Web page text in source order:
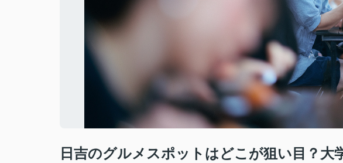
日吉のグルメスポットはどこが狙い目？大